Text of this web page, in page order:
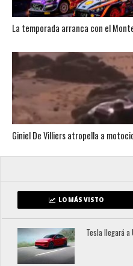
La temporada arranca con el
Giniel De Villiers atropella a
LO MÁS VISTO
Tesla llegará a